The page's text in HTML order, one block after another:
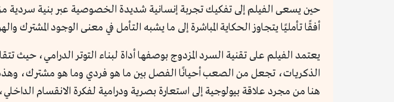
حين يسعى الفيلم إلى تفكيك تجربة إنسانية شديدة الخصوصية عبر بنية سردية
أفقًا تأمليًا يتجاوز الحكاية المباشرة إلى ما يشبه التأمل في معنى الوجود المشترك
يعتمد الفيلم على تقنية السرد المزدوج بوصفها أداة لبناء التوتر الدرامي،
الذكريات، تجعل من الصعب أحيانًا الفصل بين ما هو فردي وما هو مشترك، وهذه
هنا من مجرد علاقة بيولوجية إلى استعارة بصرية ودرامية لفكرة الانقسام